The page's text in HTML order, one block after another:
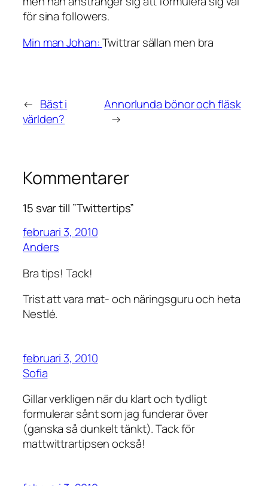
för sina followers.
Min man Johan:Twittrar sällan men bra
← Bäst i
världen?
Annorlunda bönor och fläsk
→
Kommentarer
15 svar till ”Twittertips”
februari 3, 2010
Anders
Bra tips! Tack!
Trist att vara mat- och näringsguru och heta
Nestlé.
februari 3, 2010
Sofia
Gillar verkligen när du klart och tydligt
formulerar sånt som jag funderar över
(ganska så dunkelt tänkt). Tack för
mattwittrartipsen också!